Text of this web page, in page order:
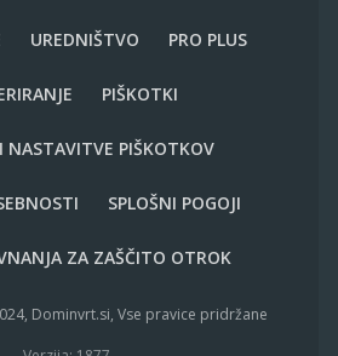
UREDNIŠTVO PRO PLUS
PIŠKOTKI
NASTAVITVE PIŠKOTKOV
SPLOŠNI POGOJI
ZA ZAŠČITO OTROK
Dominvrt.si, Vse pravice pridržane